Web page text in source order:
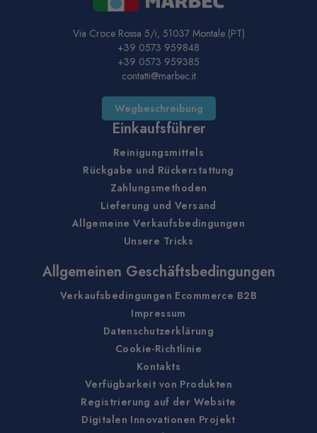
Via Croce Rossa 5/i, 51037 Montale (PT)
+39 0573 959848
+39 0573 959385
contatti@marbec.it
Wegbeschreibung
Einkaufsführer
Reinigungsmittels
Rückgabe und Rückerstattung
Zahlungsmethoden
Lieferung und Versand
Allgemeine Verkaufsbedingungen
Unsere Tricks
Allgemeinen Geschäftsbedingungen
Verkaufsbedingungen Ecommerce B2B
Impressum
Datenschutzerklärung
Cookie-Richtlinie
Kontakts
Verfügbarkeit von Produkten
Registrierung auf der Website
Digitalen Innovationen Projekt